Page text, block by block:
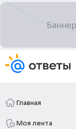
Главная
Моя лента